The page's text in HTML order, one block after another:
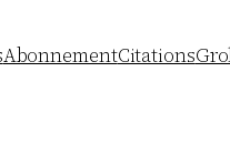
AbonnementCitations